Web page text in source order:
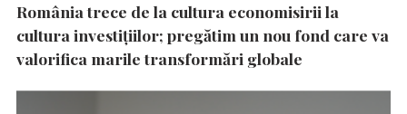
România trece de la cultura economisirii la
cultura investițiilor; pregătim un nou fond care va
valorifica marile transformări globale